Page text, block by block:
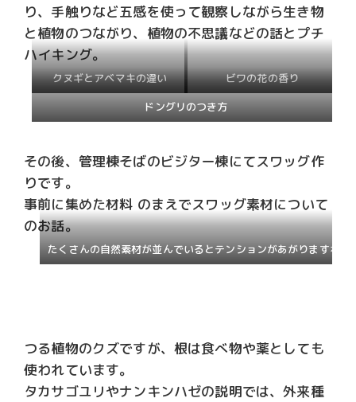
り、手触りなど五感を使って観察しながら生き物
と植物のつながり、植物の不思議などの話とプチ
ハイキング。
クヌギとアベマキの違い
ビワの花の香り
ドングリのつき方
その後、管理棟そばのビジター棟にてスワッグ作
りです。
事前に集めた材料 のまえでスワッグ素材について
のお話。
たくさんの自然素材が並んでいるとテンションがあがりますね
つる植物のクズですが、根は食べ物や薬としても
使われています。
タカサゴユリやナンキンハゼの説明では、外来種